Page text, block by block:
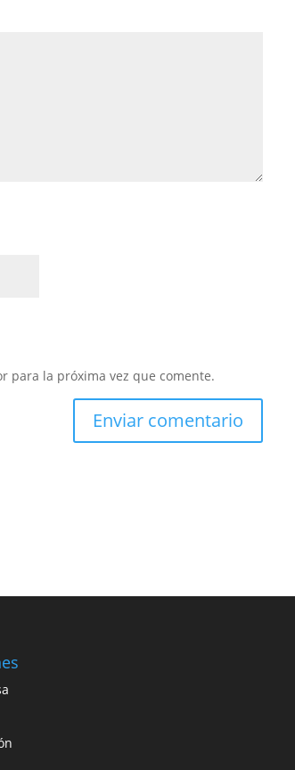
para la próxima vez que comente.